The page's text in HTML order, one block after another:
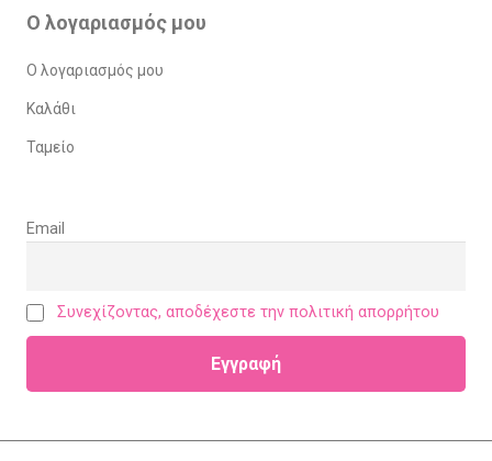
Ο λογαριασμός μου
Ο λογαριασμός μου
Καλάθι
Ταμείο
Email
Συνεχίζοντας, αποδέχεστε την πολιτική απορρήτου